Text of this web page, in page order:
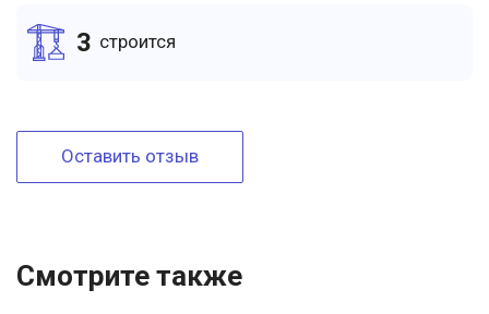
3 cтроится
Оставить отзыв
Смотрите также